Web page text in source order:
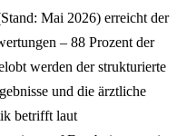
Mai 2026) erreicht der
– 88 Prozent der
werden der strukturierte
und die ärztliche
betrifft laut